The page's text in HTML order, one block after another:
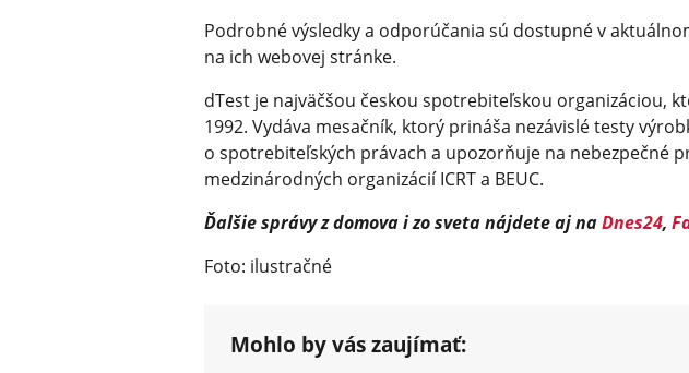
Podrobné výsledky a odporúčania sú dostupné v
na ich webovej stránke.
dTest je najväčšou českou spotrebiteľskou organizáciou,
1992. Vydáva mesačník, ktorý prináša nezávislé testy
o spotrebiteľských právach a upozorňuje na nebezpečné
medzinárodných organizácií ICRT a BEUC.
Ďalšie správy z domova i zo sveta nájdete aj naDnes24,
Foto: ilustračné
Mohlo by vás zaujímať: